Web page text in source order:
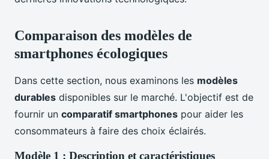
Comparaison des modèles de
smartphones écologiques
Dans cette section, nous examinons les modèles
durables disponibles sur le marché. L'objectif est de
fournir un comparatif smartphones pour aider les
consommateurs à faire des choix éclairés.
Modèle 1 : Description et caractéristiques